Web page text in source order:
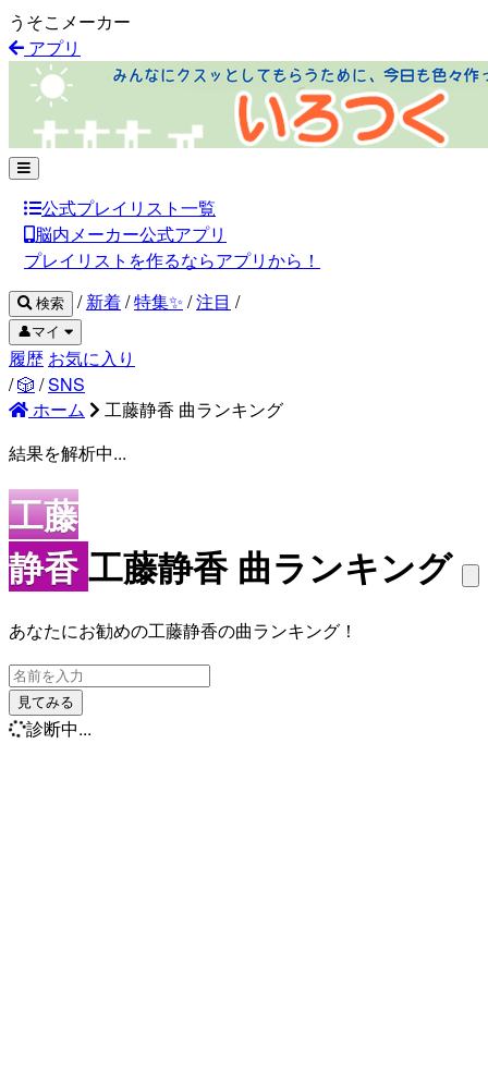
うそこメーカー
アプリ
公式プレイリスト一覧
脳内メーカー公式アプリ
プレイリストを作るならアプリから！
検索 / 新着/特集✨ /注目 /
👤マイ
履歴 お気に入り
/🎲 /SNS
ホーム
工藤静香 曲ランキング
結果を解析中...
工藤
静香工藤静香 曲ランキング
あなたにお勧めの工藤静香の曲ランキング！
見てみる
診断中...